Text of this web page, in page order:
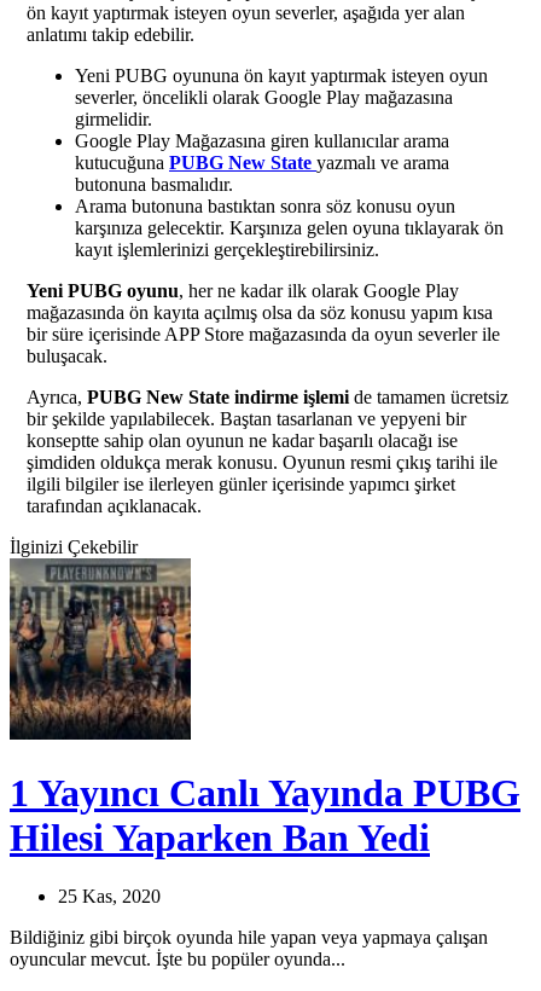
ön kayıt yaptırmak isteyen oyun severler, aşağıda yer alan
anlatımı takip edebilir.
Yeni PUBG oyununa ön kayıt yaptırmak isteyen oyun
severler, öncelikli olarak Google Play mağazasına
girmelidir.
Google Play Mağazasına giren kullanıcılar arama
kutucuğuna PUBG New State yazmalı ve arama
butonuna basmalıdır.
Arama butonuna bastıktan sonra söz konusu oyun
karşınıza gelecektir. Karşınıza gelen oyuna tıklayarak ön
kayıt işlemlerinizi gerçekleştirebilirsiniz.
Yeni PUBG oyunu, her ne kadar ilk olarak Google Play
mağazasında ön kayıta açılmış olsa da söz konusu yapım kısa
bir süre içerisinde APP Store mağazasında da oyun severler ile
buluşacak.
Ayrıca, PUBG New State indirme işlemi de tamamen ücretsiz
bir şekilde yapılabilecek. Baştan tasarlanan ve yepyeni bir
konseptte sahip olan oyunun ne kadar başarılı olacağı ise
şimdiden oldukça merak konusu. Oyunun resmi çıkış tarihi ile
ilgili bilgiler ise ilerleyen günler içerisinde yapımcı şirket
tarafından açıklanacak.
İlginizi Çekebilir
1 Yayıncı Canlı Yayında PUBG
Hilesi Yaparken Ban Yedi
25 Kas, 2020
Bildiğiniz gibi birçok oyunda hile yapan veya yapmaya çalışan
oyuncular mevcut. İşte bu popüler oyunda...